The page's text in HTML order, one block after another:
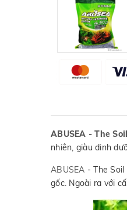
ABUSEA - The Soil
nhiên, giàu dinh
ABUSEA - The
gốc. Ngoài ra với